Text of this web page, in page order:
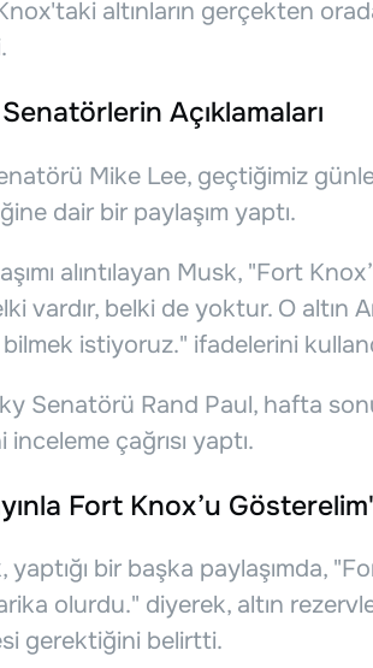
altınların gerçekten
Açıklamaları
Mike Lee, geçtiğimiz
dair bir paylaşım yaptı.
alıntılayan Musk, "Fort
vardır, belki de yoktur. O altın
bilmek istiyoruz." ifadelerini
Senatörü Rand Paul, hafta
çağrısı yaptı.
Fort Knox’u
yaptığı bir başka paylaşımda,
olurdu." diyerek, altın
gerektiğini belirtti.